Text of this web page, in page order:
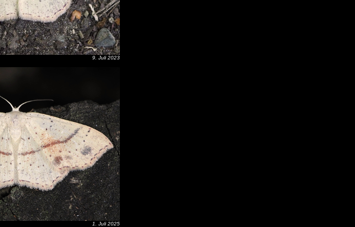
9. Juli 2023
1. Juli 2025